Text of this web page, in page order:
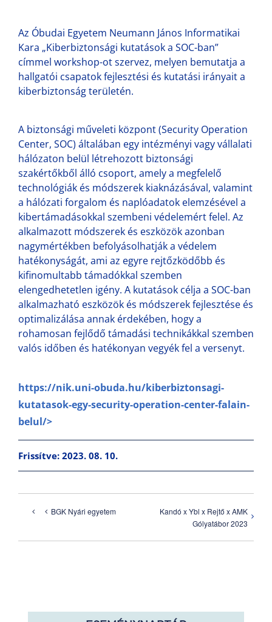
Az Óbudai Egyetem Neumann János Informatikai
Kara „Kiberbiztonsági kutatások a SOC-ban”
címmel workshop-ot szervez, melyen bemutatja a
hallgatói csapatok fejlesztési és kutatási irányait a
kiberbiztonság területén.
A biztonsági műveleti központ (Security Operation
Center, SOC) általában egy intézményi vagy vállalati
hálózaton belül létrehozott biztonsági
szakértőkből álló csoport, amely a megfelelő
technológiák és módszerek kiaknázásával, valamint
a hálózati forgalom és naplóadatok elemzésével a
kibertámadásokkal szembeni védelemért felel. Az
alkalmazott módszerek és eszközök azonban
nagymértékben befolyásolhatják a védelem
hatékonyságát, ami az egyre rejtőzködőbb és
kifinomultabb támadókkal szemben
elengedhetetlen igény. A kutatások célja a SOC-ban
alkalmazható eszközök és módszerek fejlesztése és
optimalizálása annak érdekében, hogy a
rohamosan fejlődő támadási technikákkal szemben
valós időben és hatékonyan vegyék fel a versenyt.
https://nik.uni-obuda.hu/kiberbiztonsagi-
kutatasok-egy-security-operation-center-falain-
belul/>
Frissítve: 2023. 08. 10.
BGK Nyári egyetem
Kandó x Ybl x Rejtő x AMK
Gólyatábor 2023